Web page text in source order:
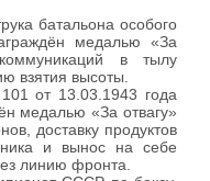
батальона особого
медалью «За
в тылу
взятия высоты.
от 13.03.1943 года
медалью «За отвагу»
доставку продуктов
и вынос на себе
линию фронта.